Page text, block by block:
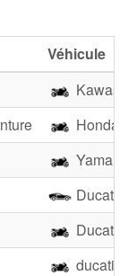
Véhicule
Honda
Ducati
Ducati
ducati